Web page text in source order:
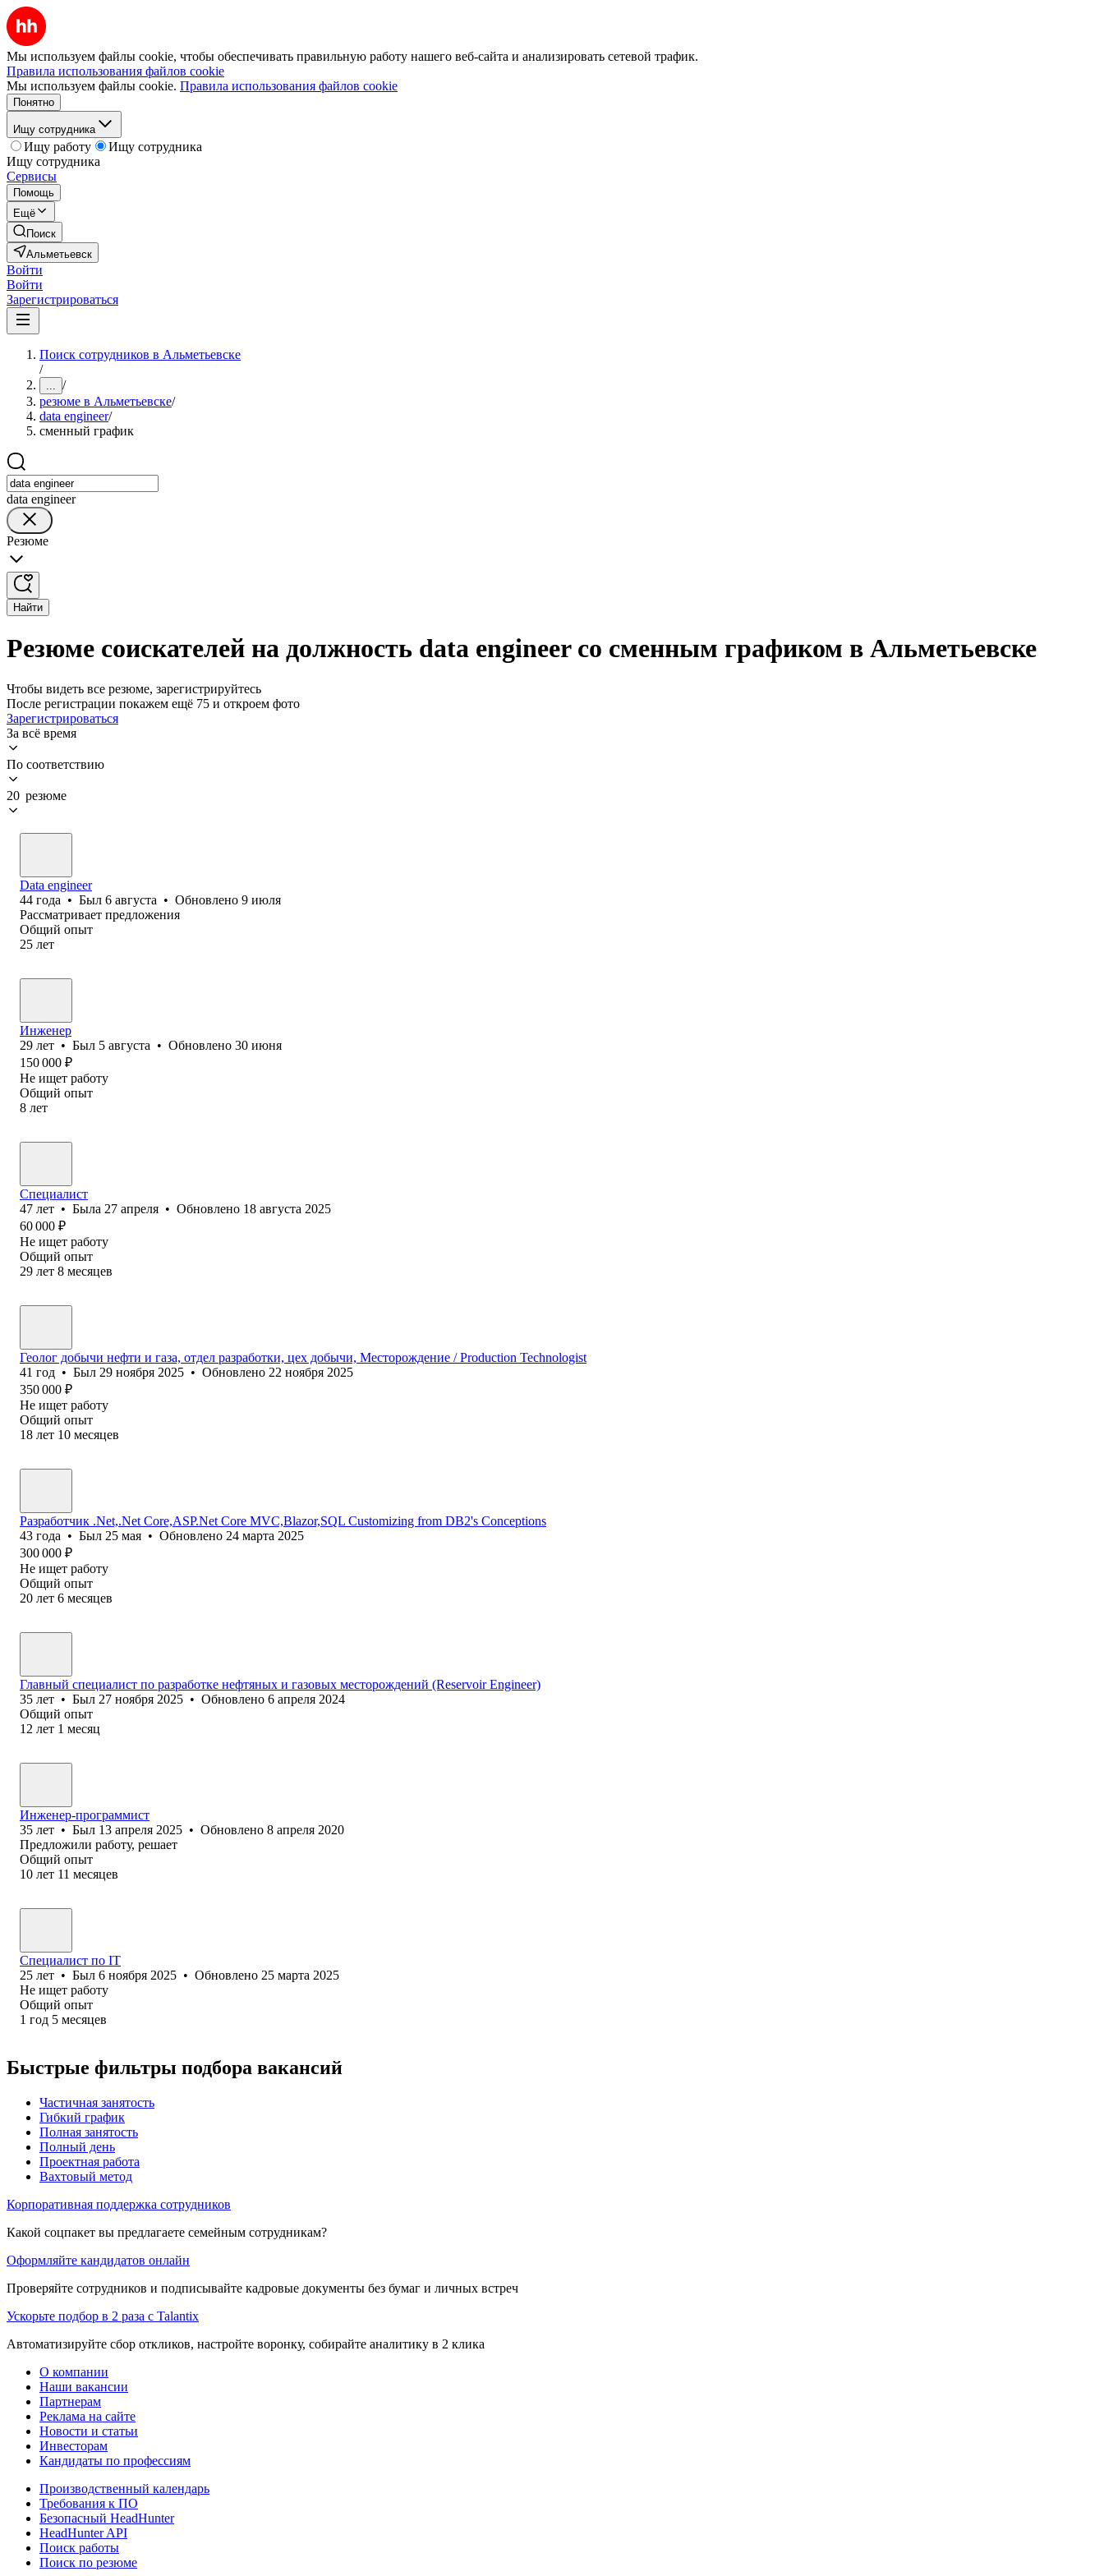
Мы используем файлы cookie, чтобы обеспечивать правильную работу нашего веб-сайта и анализировать сетевой трафик.
Правила использования файлов cookie
Мы используем файлы cookie. Правила использования файлов cookie
Понятно
Ищу сотрудника
Ищу работу
Ищу сотрудника
Ищу сотрудника
Сервисы
Помощь
Ещё
Поиск
Альметьевск
Войти
Войти
Зарегистрироваться
Поиск сотрудников в Альметьевске
/
... /
резюме в Альметьевске/
data engineer/
сменный график
data engineer
Резюме
Найти
Резюме соискателей на должность data engineer со сменным графиком в Альметьевске
Чтобы видеть все резюме, зарегистрируйтесь
После регистрации покажем ещё 75 и откроем фото
Зарегистрироваться
За всё время
По соответствию
20 резюме
Data engineer
44 года • Был 6 августа • Обновлено 9 июля
Рассматривает предложения
Общий опыт
25 лет
Инженер
29 лет • Был 5 августа • Обновлено 30 июня
150 000 ₽
Не ищет работу
Общий опыт
8 лет
Специалист
47 лет • Была 27 апреля • Обновлено 18 августа 2025
60 000 ₽
Не ищет работу
Общий опыт
29 лет 8 месяцев
Геолог добычи нефти и газа, отдел разработки, цех добычи, Месторождение / Production Technologist
41 год • Был 29 ноября 2025 • Обновлено 22 ноября 2025
350 000 ₽
Не ищет работу
Общий опыт
18 лет 10 месяцев
Разработчик .Net,.Net Core,ASP.Net Core MVC,Blazor,SQL Customizing from DB2's Conceptions
43 года • Был 25 мая • Обновлено 24 марта 2025
300 000 ₽
Не ищет работу
Общий опыт
20 лет 6 месяцев
Главный специалист по разработке нефтяных и газовых месторождений (Reservoir Engineer)
35 лет • Был 27 ноября 2025 • Обновлено 6 апреля 2024
Общий опыт
12 лет 1 месяц
Инженер-программист
35 лет • Был 13 апреля 2025 • Обновлено 8 апреля 2020
Предложили работу, решает
Общий опыт
10 лет 11 месяцев
Специалист по IT
25 лет • Был 6 ноября 2025 • Обновлено 25 марта 2025
Не ищет работу
Общий опыт
1 год 5 месяцев
Быстрые фильтры подбора вакансий
Частичная занятость
Гибкий график
Полная занятость
Полный день
Проектная работа
Вахтовый метод
Корпоративная поддержка сотрудников
Какой соцпакет вы предлагаете семейным сотрудникам?
Оформляйте кандидатов онлайн
Проверяйте сотрудников и подписывайте кадровые документы без бумаг и личных встреч
Ускорьте подбор в 2 раза с Talantix
Автоматизируйте сбор откликов, настройте воронку, собирайте аналитику в 2 клика
О компании
Наши вакансии
Партнерам
Реклама на сайте
Новости и статьи
Инвесторам
Кандидаты по профессиям
Производственный календарь
Требования к ПО
Безопасный HeadHunter
HeadHunter API
Поиск работы
Поиск по резюме